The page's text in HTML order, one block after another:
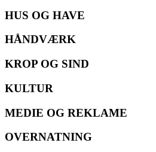
HUS OG HAVE
HÅNDVÆRK
KROP OG SIND
KULTUR
MEDIE OG REKLAME
OVERNATNING